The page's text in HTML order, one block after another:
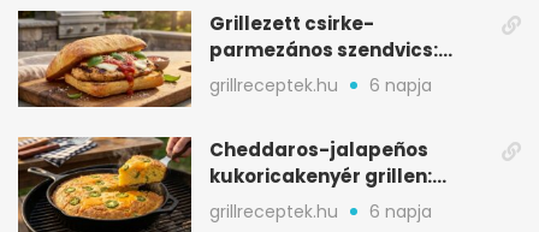
Grillezett csirke-
parmezános szendvics:
ropogós csirke, olvadó sajt
grillreceptek.hu 6 napja
Cheddaros-jalapeños
kukoricakenyér grillen:
ropogós alj, puha belső
grillreceptek.hu 6 napja